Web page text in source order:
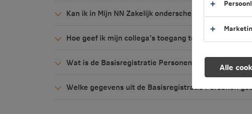
Kan ik in Mijn NN Zakelijk onderscheid maken tussen
Hoe geef ik mijn collega’s toegang tot Mijn NN
Wat is de Basisregistratie Personen (BRP)?
Welke gegevens uit de Basisregistratie Personen
Alle